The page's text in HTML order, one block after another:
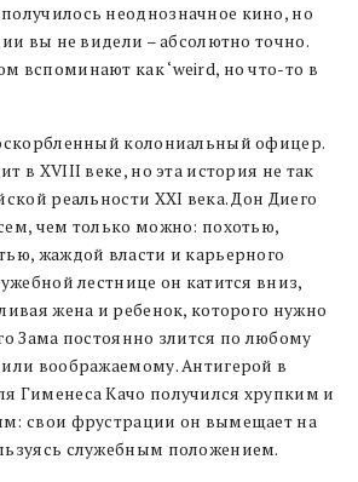
неоднозначное кино, но
вы не видели – абсолютно точно.
вспоминают как ‘weird, но что-то в
колониальный офицер.
в XVIII веке, но эта история не так
реальности XXI века. Дон Диего
чем только можно: похотью,
жаждой власти и карьерного
лестнице он катится вниз,
жена и ребенок, которого нужно
Зама постоянно злится по любому
воображаемому. Антигерой в
Гименеса Качо получился хрупким и
свои фрустрации он вымещает на
служебным положением.